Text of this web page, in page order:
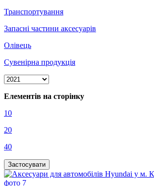
Транспортування
Запасні частини аксесуарів
Олівець
Сувенірна продукція
Елементів на сторінку
10
20
40